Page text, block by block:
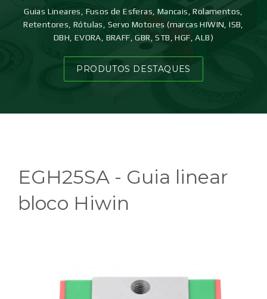
Guias Lineares, Fusos de Esferas, Mancais, Rolamentos,
Retentores, Rótulas, Servo Motores (marcas HIWIN, ISB,
DBH, EVORA, BRAFF, GBR, STB, HGF, ALB)
PRODUTOS DESTAQUES
EGH25SA - Guia linear
bloco Hiwin